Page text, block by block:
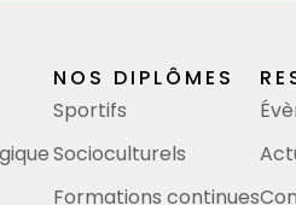
NOS DIPLÔMES
Sportifs
Socioculturels
Formations continues